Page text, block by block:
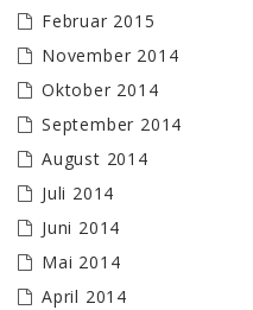
Februar 2015
November 2014
Oktober 2014
September 2014
August 2014
Juli 2014
Juni 2014
Mai 2014
April 2014